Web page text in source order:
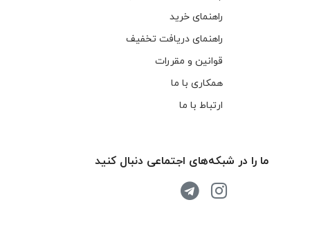
راهنمای خرید
راهنمای دریافت تخفیف
قوانین و مقررات
همکاری با ما
ارتباط با ما
ما را در شبکه‌های اجتماعی دنبال کنید